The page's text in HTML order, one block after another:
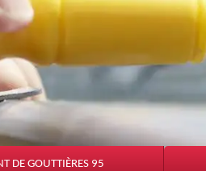
DE GOUTTIÈRES 95